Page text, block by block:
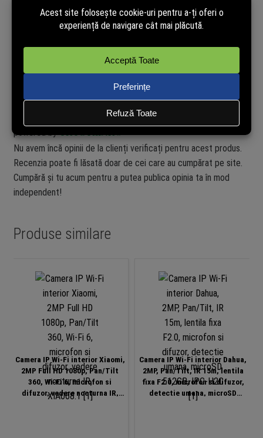
Continut pachet: camera TC85, adaptor USB, cablu
adaptor USB, sablon montaj, baza magnetica, suruburi
Certificari: FCC si RoHS
powered byTRUSTED.RO
Nu avem încă opinii de la clienți verificați pentru acest produs.
Recenzia poate fi lăsată doar de cei care au cumpărat pe site.
Cumpără și tu acum pentru a putea publica opinia ta în mod
independent!
Produse similare
Camera IP Wi-Fi interior Xiaomi,
2MP Full HD 1080p, Pan/Tilt
360, Wi-Fi 6, microfon si
difuzor, vedere nocturna IR,
XIA068.1
Camera IP Wi-Fi interior Dahua,
2MP, Pan/Tilt, IR 15m, lentila
fixa F2.0, microfon si difuzor,
detectie umana, microSD
512GB, IPC-H2C